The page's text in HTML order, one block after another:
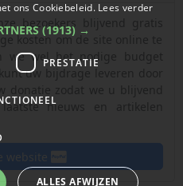
bezoekers blijvend gratis
kosten om de site online te
we wel het nodige budget
uw bijdrage leveren door
donatie zodat we u blijvend
nieuws en artikelen
website
ons Cookiebeleid. Lees verder
(1913) →
PRESTATIE
ALLES AFWIJZEN